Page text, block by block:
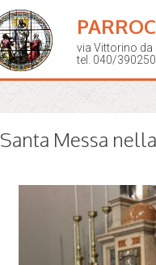
via Vittorino da
tel. 040/
Santa Messa